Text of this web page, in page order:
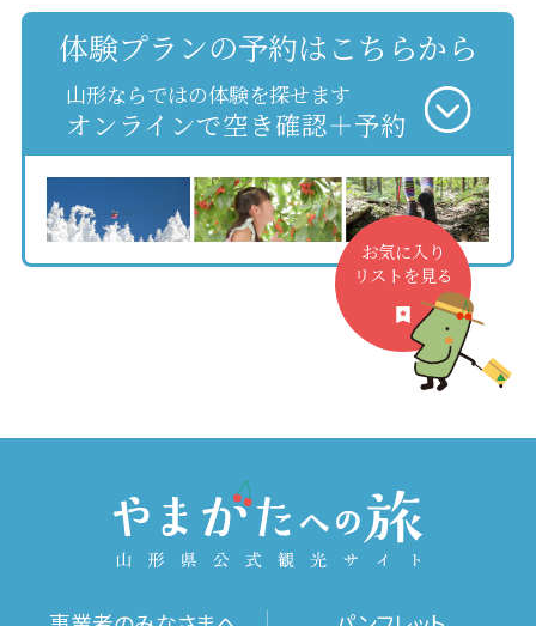
体験プランの予約はこちらから
山形ならではの体験を探せます
オンラインで空き確認＋予約
お気に入り
リストを見る